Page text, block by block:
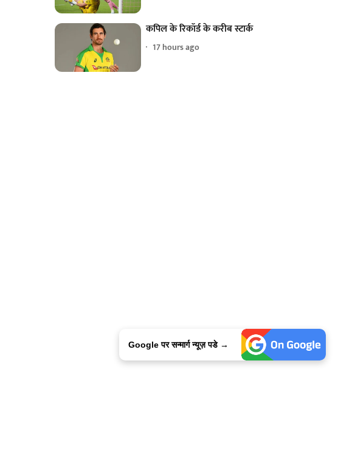
कपिल के रिकॉर्ड के करीब स्टार्क
17 hours ago
Google पर सन्मार्ग न्यूज़ पडे →